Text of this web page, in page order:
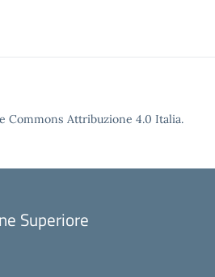
Commons Attribuzione 4.0 Italia.
Superiore